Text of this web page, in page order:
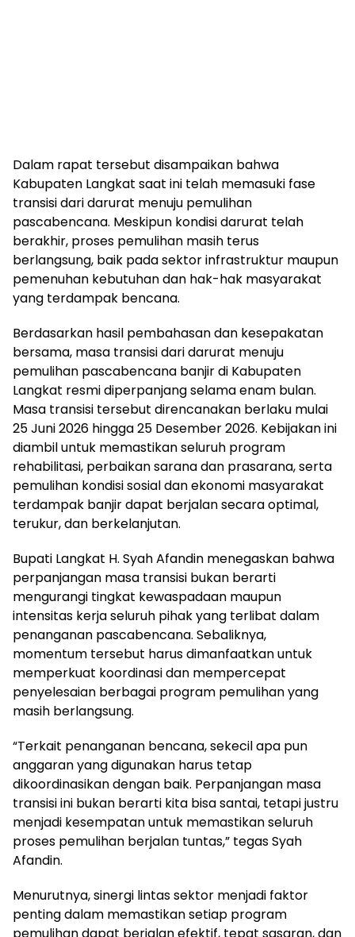
Dalam rapat tersebut disampaikan bahwa
Kabupaten Langkat saat ini telah memasuki fase
transisi dari darurat menuju pemulihan
pascabencana. Meskipun kondisi darurat telah
berakhir, proses pemulihan masih terus
berlangsung, baik pada sektor infrastruktur maupun
pemenuhan kebutuhan dan hak-hak masyarakat
yang terdampak bencana.
Berdasarkan hasil pembahasan dan kesepakatan
bersama, masa transisi dari darurat menuju
pemulihan pascabencana banjir di Kabupaten
Langkat resmi diperpanjang selama enam bulan.
Masa transisi tersebut direncanakan berlaku mulai
25 Juni 2026 hingga 25 Desember 2026. Kebijakan ini
diambil untuk memastikan seluruh program
rehabilitasi, perbaikan sarana dan prasarana, serta
pemulihan kondisi sosial dan ekonomi masyarakat
terdampak banjir dapat berjalan secara optimal,
terukur, dan berkelanjutan.
Bupati Langkat H. Syah Afandin menegaskan bahwa
perpanjangan masa transisi bukan berarti
mengurangi tingkat kewaspadaan maupun
intensitas kerja seluruh pihak yang terlibat dalam
penanganan pascabencana. Sebaliknya,
momentum tersebut harus dimanfaatkan untuk
memperkuat koordinasi dan mempercepat
penyelesaian berbagai program pemulihan yang
masih berlangsung.
“Terkait penanganan bencana, sekecil apa pun
anggaran yang digunakan harus tetap
dikoordinasikan dengan baik. Perpanjangan masa
transisi ini bukan berarti kita bisa santai, tetapi justru
menjadi kesempatan untuk memastikan seluruh
proses pemulihan berjalan tuntas,” tegas Syah
Afandin.
Menurutnya, sinergi lintas sektor menjadi faktor
penting dalam memastikan setiap program